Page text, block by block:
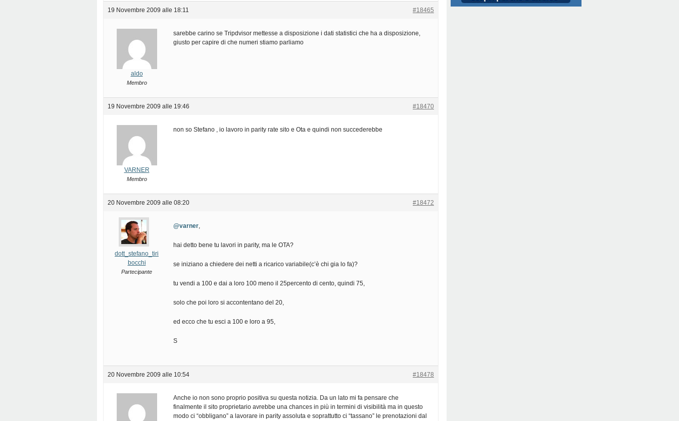
19 Novembre 2009 alle 18:11 #18465
aldo
Membro
sarebbe carino se Tripdvisor mettesse a disposizione i dati statistici che ha a disposizione,
giusto per capire di che numeri stiamo parliamo
19 Novembre 2009 alle 19:46 #18470
VARNER
Membro
non so Stefano , io lavoro in parity rate sito e Ota e quindi non succederebbe
20 Novembre 2009 alle 08:20 #18472
dott_stefano_tiri
bocchi
Partecipante
@varner,
hai detto bene tu lavori in parity, ma le OTA?
se iniziano a chiedere dei netti a ricarico variabile(c’è chi gia lo fa)?
tu vendi a 100 e dai a loro 100 meno il 25percento di cento, quindi 75,
solo che poi loro si accontentano del 20,
ed ecco che tu esci a 100 e loro a 95,
S
20 Novembre 2009 alle 10:54 #18478
Anche io non sono proprio positiva su questa notizia. Da un lato mi fa pensare che
finalmente il sito proprietario avrebbe una chances in più in termini di visibilità ma in questo
modo ci “obbligano” a lavorare in parity assoluta e soprattutto ci “tassano” le prenotazioni dal